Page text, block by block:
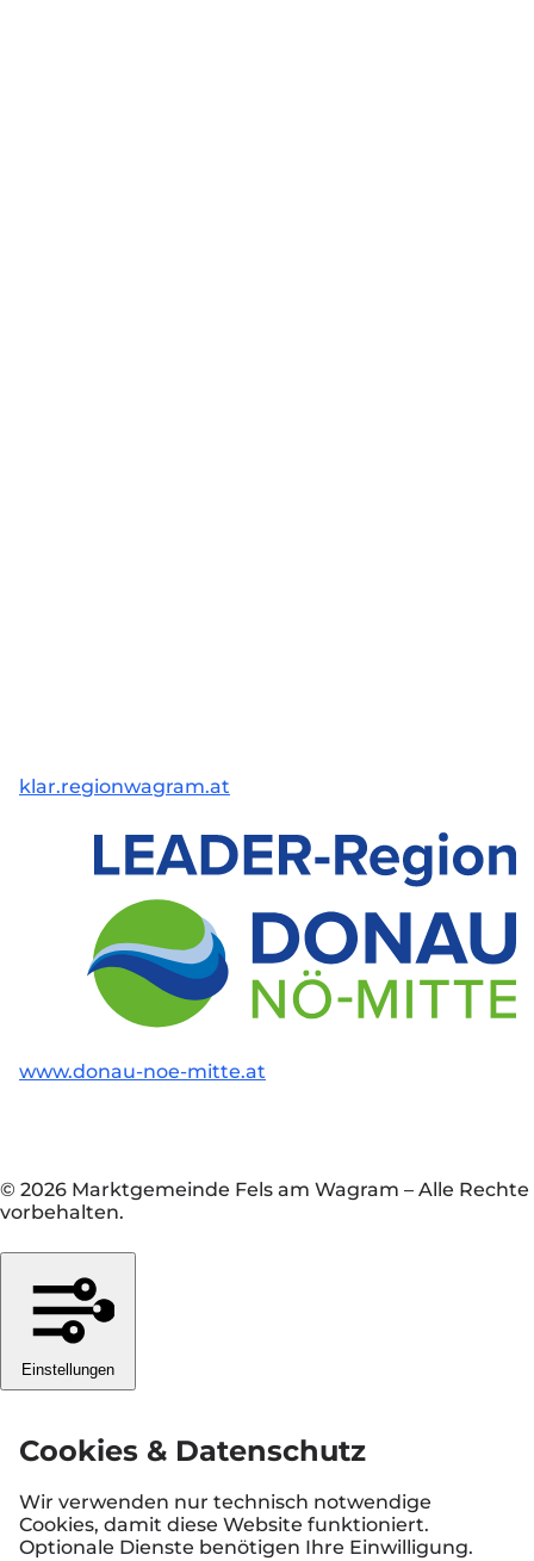
klar.regionwagram.at
www.donau-noe-mitte.at
© 2026 Marktgemeinde Fels am Wagram – Alle Rechte
vorbehalten.
Einstellungen
Cookies & Datenschutz
Wir verwenden nur technisch notwendige
Cookies, damit diese Website funktioniert.
Optionale Dienste benötigen Ihre Einwilligung.